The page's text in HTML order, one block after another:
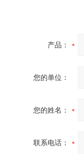
产品：
您的单位：
您的姓名：
联系电话：